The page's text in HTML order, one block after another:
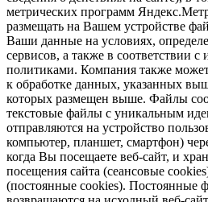
метрических программ
размещать на Вашем устройстве
Ваши данные на условиях,
сервисов, а также в соответствии
политиками. Компания также может
к обработке данных, указанных
которых размещен выше. Файлы
текстовые файлы с уникальным
отправляются на устройство
компьютер, планшет, смартфон)
когда Вы посещаете веб-сайт, и
посещения сайта (сеансовые
(постоянные cookies). Постоянные